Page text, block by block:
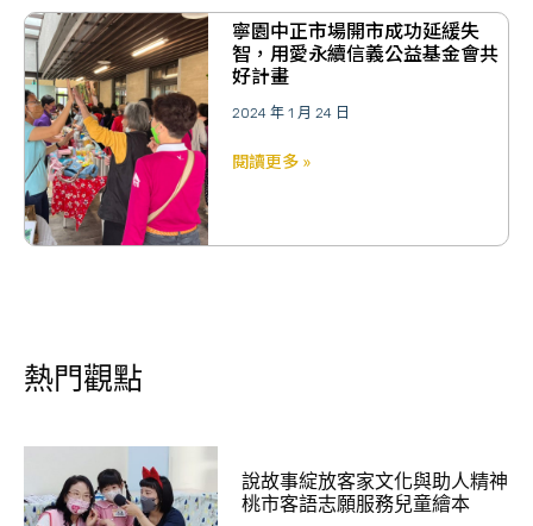
寧園中正市場開市成功延緩失
智，用愛永續信義公益基金會共
好計畫
2024 年 1 月 24 日
閱讀更多 »
熱門觀點
說故事綻放客家文化與助人精神
桃市客語志願服務兒童繪本